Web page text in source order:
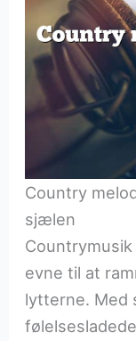
Country
sjælen
evne til at
lytterne. Med